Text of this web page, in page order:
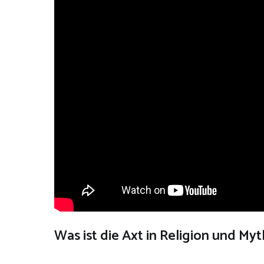
Was ist die Axt in Religion und